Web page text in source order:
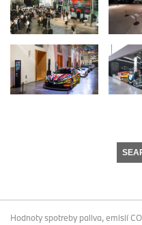
Hodnoty spotreby paliva, emisií